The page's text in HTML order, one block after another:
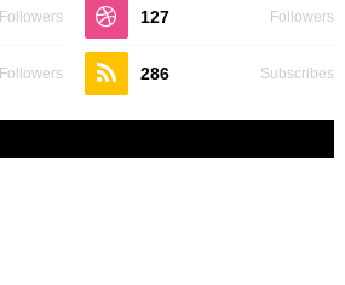
Followers 127 Followers
Followers 286 Subscribes